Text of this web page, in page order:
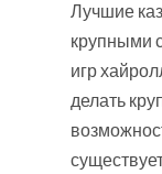
Лучшие
крупными
игр
делать